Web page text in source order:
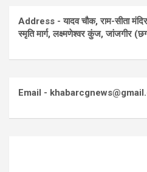
Address - यादव चौक, राम-सीता
स्मृति मार्ग, लक्ष्मणेश्वर कुंज, जांजगीर
Email -